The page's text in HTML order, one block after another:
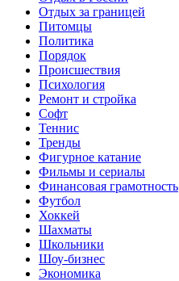
Отдых за границей
Питомцы
Политика
Порядок
Происшествия
Психология
Ремонт и стройка
Софт
Теннис
Тренды
Фигурное катание
Фильмы и сериалы
Финансовая грамотность
Футбол
Хоккей
Шахматы
Школьники
Шоу-бизнес
Экономика